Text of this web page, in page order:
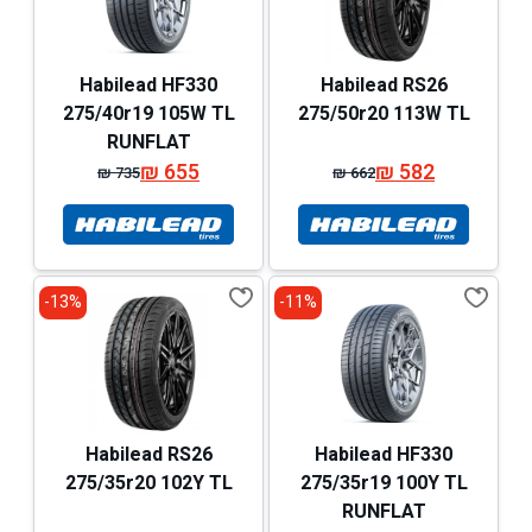
Habilead RS26
275/50r20 113W TL
₪662
המחיר
המקורי
היה:
₪ 662.
₪582 המחיר
הנוכחי
הוא:
₪ 582.
Habilead HF330
275/40r19 105W TL
RUNFLAT
₪735
המחיר
המקורי
היה:
₪ 735.
₪655 המחיר
הנוכחי
הוא:
₪ 655.
11%-
Habilead HF330
275/35r19 100Y TL
RUNFLAT
13%-
Habilead RS26
275/35r20 102Y TL